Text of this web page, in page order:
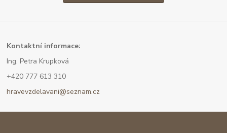
Kontaktní informace:
Ing. Petra Krupková
+420 777 613 310
hravevzdelavani@seznam.cz